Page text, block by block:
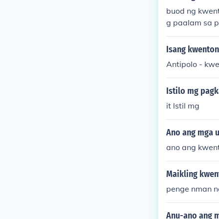
buod ng
g paalam sa
a Tuyong
atuang mga
Isang
Antipolo -
Istilo mg
it lstil mg
Ano ang mga
ano ang
Maikling
penge nman
Anu-ano ang